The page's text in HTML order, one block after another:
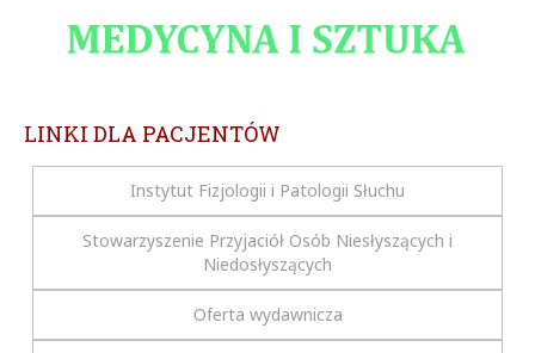
LINKI DLA PACJENTÓW
Instytut Fizjologii i Patologii Słuchu
Stowarzyszenie Przyjaciół Osób Niesłyszących i
Niedosłyszących
Oferta wydawnicza